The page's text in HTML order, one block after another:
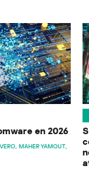
en 2026
MAHER YAMOUT